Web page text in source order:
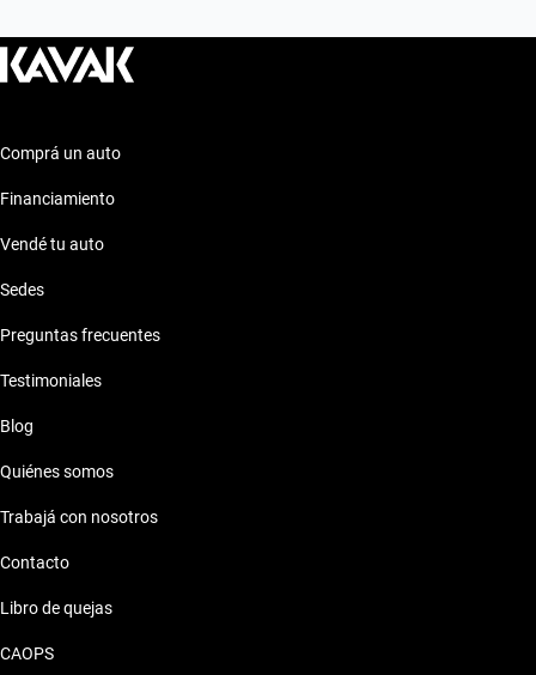
Comprá un auto
Financiamiento
Vendé tu auto
Sedes
Preguntas frecuentes
Testimoniales
Blog
Quiénes somos
Trabajá con nosotros
Contacto
Libro de quejas
CAOPS